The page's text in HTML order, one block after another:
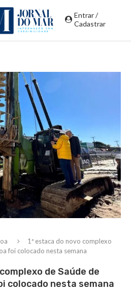
Entrar /
Cadastrar
1ª estaca do novo complexo
foi colocado nesta semana
de Saúde de
colocado nesta semana